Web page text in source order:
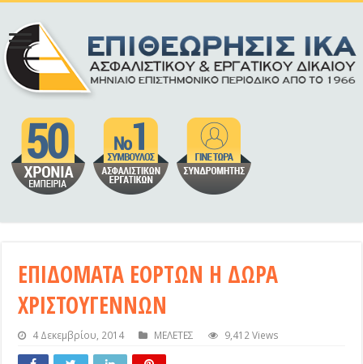
ΕΠΙΔΟΜΑΤΑ ΕΟΡΤΩΝ Η ΔΩΡΑ
ΧΡΙΣΤΟΥΓΕΝΝΩΝ
4 Δεκεμβρίου, 2014 ΜΕΛΕΤΕΣ 9,412 Views